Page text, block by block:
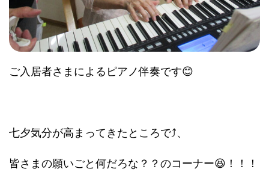
ご入居者さまによるピアノ伴奏です😊
七夕気分が高まってきたところで⤴、
皆さまの願いごと何だろな？？のコーナー😆！！！